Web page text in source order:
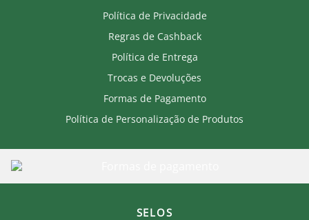
Política de Privacidade
Regras de Cashback
Política de Entrega
Trocas e Devoluções
Formas de Pagamento
Política de Personalização de Produtos
SELOS